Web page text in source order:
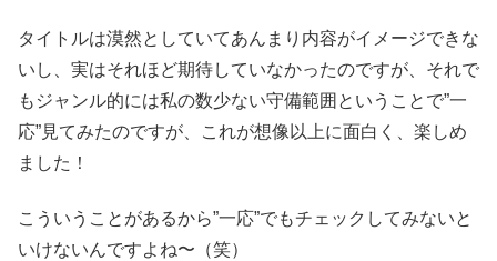
タイトルは漠然としていてあんまり内容がイメージできな
いし、実はそれほど期待していなかったのですが、それで
もジャンル的には私の数少ない守備範囲ということで”一
応”見てみたのですが、これが想像以上に面白く、楽しめ
ました！
こういうことがあるから”一応”でもチェックしてみないと
いけないんですよね〜（笑）